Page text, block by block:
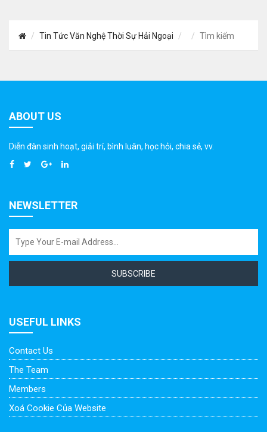
Tin Tức Văn Nghệ Thời Sự Hải Ngoại Tìm kiếm
ABOUT US
Diễn đàn sinh hoạt, giải trí, bình luân, học hỏi, chia sẻ, vv.
NEWSLETTER
SUBSCRIBE
USEFUL LINKS
Contact Us
The Team
Members
Xoá Cookie Của Website